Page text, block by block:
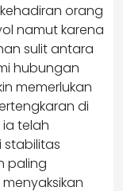
orang
namut karena
sulit antara
hubungan
memerlukan
di
telah
stabilitas
paling